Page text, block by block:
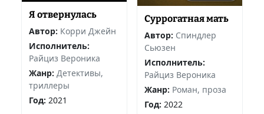
Я отвернулась
Автор: Корри Джейн
Исполнитель:
Райциз Вероника
Жанр: Детективы,
триллеры
Год: 2021
Суррогатная мать
Автор: Спиндлер
Сьюзен
Исполнитель:
Райциз Вероника
Жанр: Роман, проза
Год: 2022